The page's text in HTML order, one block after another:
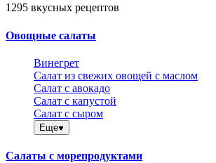
1295 вкусных рецептов
Овощные салаты
Винегрет
Салат из свежих овощей с маслом
Салат с авокадо
Салат с капустой
Салат с сыром
Еще
Салаты с морепродуктами